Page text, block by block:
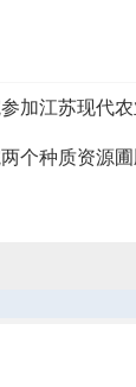
加江苏现代
个种质资源